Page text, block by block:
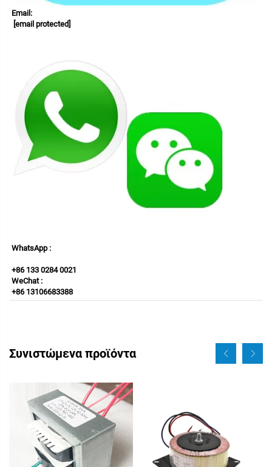
Email:
[email protected]
WhatsApp :
+86 133 0284 0021
WeChat :
+86 13106683388
Συνιστώμενα προϊόντα